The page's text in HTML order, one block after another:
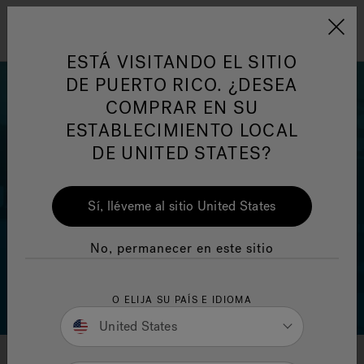
Jacuzzi&reg; Latin
Responsabilidad Social
HIDROMASAJE
ESTÁ VISITANDO EL SITIO
DE PUERTO RICO. ¿DESEA
COMPRAR EN SU
ESTABLECIMIENTO LOCAL
DE UNITED STATES?
Sí, lléveme al sitio United States
No, permanecer en este sitio
O ELIJA SU PAÍS E IDIOMA
United States